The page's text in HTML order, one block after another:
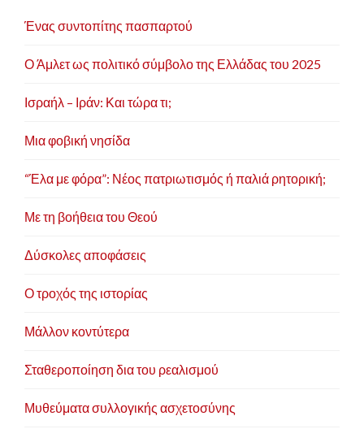
Ένας συντοπίτης πασπαρτού
Ο Άμλετ ως πολιτικό σύμβολο της Ελλάδας του 2025
Ισραήλ – Ιράν: Και τώρα τι;
Μια φοβική νησίδα
“Έλα με φόρα”: Νέος πατριωτισμός ή παλιά ρητορική;
Με τη βοήθεια του Θεού
Δύσκολες αποφάσεις
Ο τροχός της ιστορίας
Μάλλον κοντύτερα
Σταθεροποίηση δια του ρεαλισμού
Μυθεύματα συλλογικής ασχετοσύνης